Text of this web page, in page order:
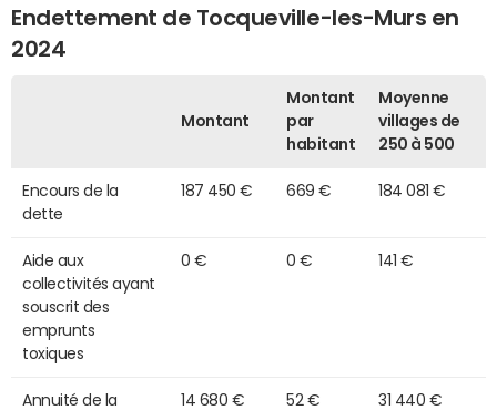
Endettement de Tocqueville-les-Murs en
2024
Montant
Montant
par
habitant
Moyenne
villages de
250 à 500
Encours de la
dette
187 450 € 669 € 184 081 €
Aide aux
collectivités ayant
souscrit des
emprunts
toxiques
0 € 0 € 141 €
Annuité de la
14 680 € 52 € 31 440 €